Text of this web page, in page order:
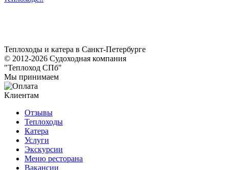
Теплоходы и катера в Санкт-Петербурге
© 2012-2026 Судоходная компания
"Теплоход СПб"
Мы принимаем
Клиентам
Отзывы
Теплоходы
Катера
Услуги
Экскурсии
Меню ресторана
Вакансии